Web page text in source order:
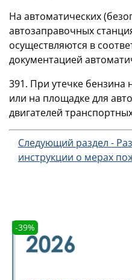
На автоматических
автозаправочных
осуществляются в
документацией
391. При утечке бензина
или на площадке для
двигателей
Следующий раздел -
инструкции о мерах
-39%